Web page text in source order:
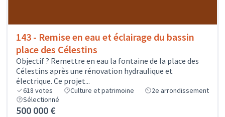
143 - Remise en eau et éclairage du bassin
place des Célestins
Objectif ? Remettre en eau la fontaine de la place des
Célestins après une rénovation hydraulique et
électrique. Ce projet...
618 votes Culture et patrimoine
2e arrondissement
Sélectionné
500 000 €